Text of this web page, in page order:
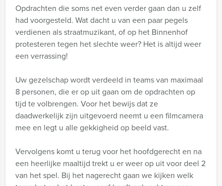
Opdrachten die soms net even verder gaan dan u zelf
had voorgesteld. Wat dacht u van een paar pegels
verdienen als straatmuzikant, of op het Binnenhof
protesteren tegen het slechte weer? Het is altijd weer
een verrassing!
Uw gezelschap wordt verdeeld in teams van maximaal
8 personen, die er op uit gaan om de opdrachten op
tijd te volbrengen. Voor het bewijs dat ze
daadwerkelijk zijn uitgevoerd neemt u een filmcamera
mee en legt u alle gekkigheid op beeld vast.
Vervolgens komt u terug voor het hoofdgerecht en na
een heerlijke maaltijd trekt u er weer op uit voor deel 2
van het spel. Bij het nagerecht gaan we kijken welk